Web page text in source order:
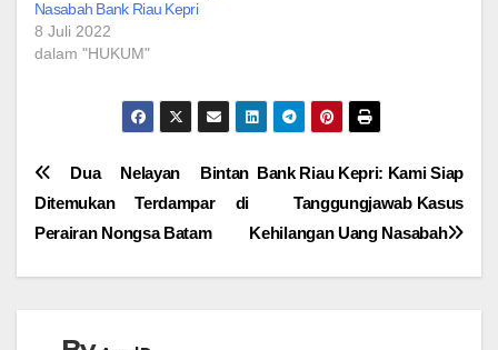
Nasabah Bank Riau Kepri
8 Juli 2022
dalam "HUKUM"
Navigasi
pos
Bank Riau Kepri: Kami Siap
Tanggungjawab Kasus
Kehilangan Uang Nasabah
Dua Nelayan Bintan
Ditemukan Terdampar di
Perairan Nongsa Batam